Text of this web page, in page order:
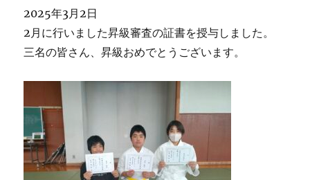
2025年3月2日
2月に行いました昇級審査の証書を授与しました。
三名の皆さん、昇級おめでとうございます。